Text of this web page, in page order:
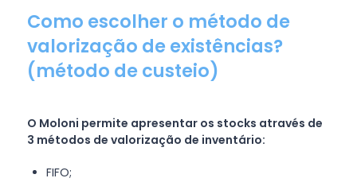
Como escolher o método de
valorização de existências?
(método de custeio)
O Moloni permite apresentar os stocks através de
3 métodos de valorização de inventário:
FIFO;